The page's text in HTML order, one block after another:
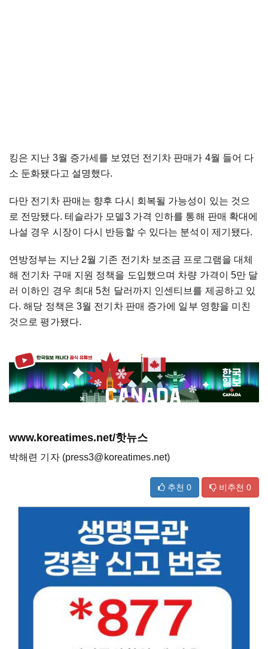
킹은 지난 3월 증가세를 보였던 전기차 판매가 4월 들어 다
소 둔화됐다고 설명했다.
다만 전기차 판매는 향후 다시 회복될 가능성이 있는 것으
로 전망됐다. 테슬라가 모델3 가격 인하를 통해 판매 확대에
나설 경우 시장이 다시 반등할 수 있다는 분석이 제기됐다.
연방정부는 지난 2월 기존 전기차 보조금 프로그램을 대체
해 전기차 구매 지원 정책을 도입했으며 차량 가격이 5만 달
러 이하인 경우 최대 5천 달러까지 인센티브를 제공하고 있
다. 해당 정책은 3월 전기차 판매 증가에 일부 영향을 미친
것으로 평가됐다.
www.koreatimes.net/핫뉴스
박해련 기자 (press3@koreatimes.net)
추천 0 비추천 0